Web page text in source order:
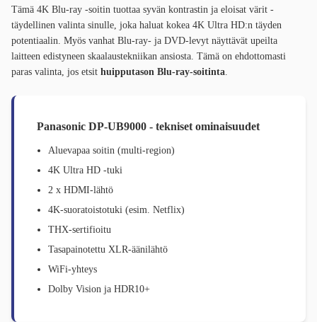
Tämä 4K Blu-ray -soitin tuottaa syvän kontrastin ja eloisat värit -
täydellinen valinta sinulle, joka haluat kokea 4K Ultra HD:n täyden
potentiaalin. Myös vanhat Blu-ray- ja DVD-levyt näyttävät upeilta
laitteen edistyneen skaalaustekniikan ansiosta. Tämä on ehdottomasti
paras valinta, jos etsit huipputason Blu-ray-soitinta
Panasonic DP-UB9000 - tekniset ominaisuudet
Aluevapaa soitin (multi-region)
4K Ultra HD -tuki
2 x HDMI-lähtö
4K-suoratoistotuki (esim. Netflix)
THX-sertifioitu
Tasapainotettu XLR-äänilähtö
WiFi-yhteys
Dolby Vision ja HDR10+